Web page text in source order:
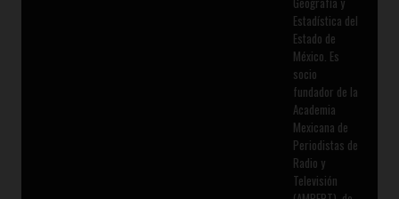
Estadística del
Estado de
México. Es
socio
fundador de la
Academia
Mexicana de
Periodistas de
Radio y
Televisión